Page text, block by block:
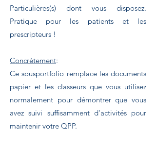
Particulières(s) dont vous disposez.
Pratique pour les patients et les
prescripteurs !
Concrètement:
Ce sousportfolio remplace les documents
papier et les classeurs que vous utilisez
normalement pour démontrer que vous
avez suivi suffisamment d'activités pour
maintenir votre QPP.